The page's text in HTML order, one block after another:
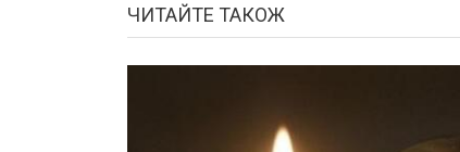
ЧИТАЙТЕ ТАКОЖ